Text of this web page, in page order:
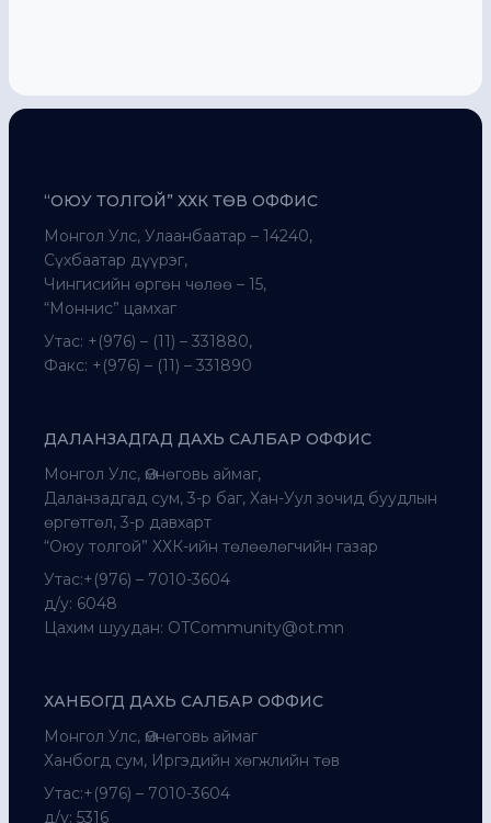
“ОЮУ ТОЛГОЙ” ХХК ТӨВ ОФФИС
Монгол Улс, Улаанбаатар – 14240,
Сүхбаатар дүүрэг,
Чингисийн өргөн чөлөө – 15,
“Моннис” цамхаг
Утас: +(976) – (11) – 331880,
Факс: +(976) – (11) – 331890
ДАЛАНЗАДГАД ДАХЬ САЛБАР ОФФИС
Монгол Улс, Өмнөговь аймаг,
Даланзадгад сум, 3-р баг, Хан-Уул зочид буудлын
өргөтгөл, 3-р давхарт
“Оюу толгой” ХХК-ийн төлөөлөгчийн газар
Утас:+(976) – 7010-3604
д/у: 6048
Цахим шуудан: OTCommunity@ot.mn
ХАНБОГД ДАХЬ САЛБАР ОФФИС
Монгол Улс, Өмнөговь аймаг
Ханбогд сум, Иргэдийн хөгжлийн төв
Утас:+(976) – 7010-3604
д/у: 5316